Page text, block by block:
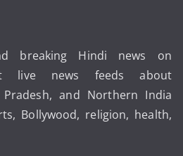
breaking Hindi news on
live news feeds about
and Northern India
Bollywood, religion, health,